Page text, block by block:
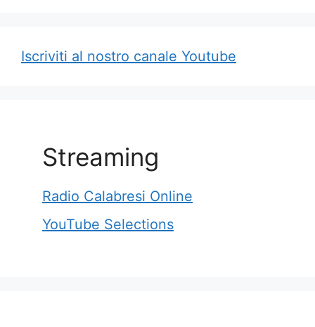
Iscriviti al nostro canale Youtube
Streaming
Radio Calabresi Online
YouTube Selections